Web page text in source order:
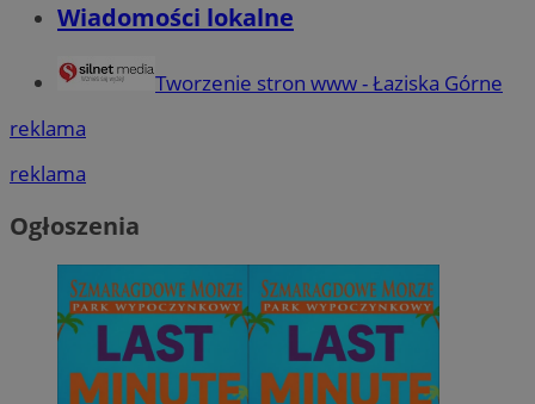
Wiadomości lokalne
Tworzenie stron www - Łaziska Górne
reklama
reklama
Ogłoszenia